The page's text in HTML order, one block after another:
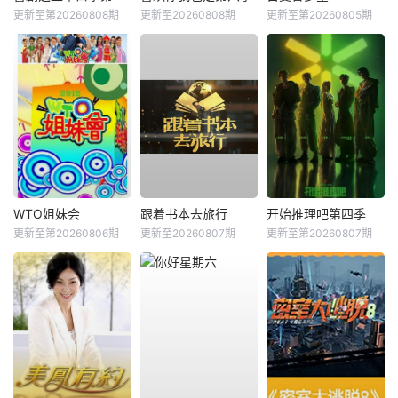
更新至第20260808期 更新至20260808期 更新至第20260805期
WTO姐妹会
更新至第20260806期
跟着书本去旅行
更新至20260807期
开始推理吧第四季
更新至第20260807期